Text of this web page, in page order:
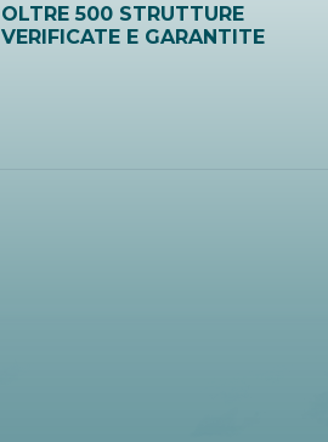
OLTRE 500 STRUTTURE
VERIFICATE E GARANTITE